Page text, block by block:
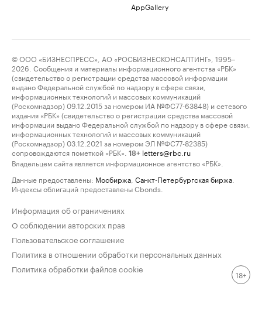
AppGallery
© ООО «БИЗНЕСПРЕСС», АО «РОСБИЗНЕСКОНСАЛТИНГ», 1995–
2026. Сообщения и материалы информационного агентства «РБК»
(свидетельство о регистрации средства массовой информации
выдано Федеральной службой по надзору в сфере связи,
информационных технологий и массовых коммуникаций
(Роскомнадзор) 09.12.2015 за номером ИА №ФС77-63848) и сетевого
издания «РБК» (свидетельство о регистрации средства массовой
информации выдано Федеральной службой по надзору в сфере связи,
информационных технологий и массовых коммуникаций
(Роскомнадзор) 03.12.2021 за номером ЭЛ №ФС77-82385)
сопровождаются пометкой «РБК».
18+ letters@rbc.ru
Владельцем сайта является информационное агентство «РБК».
Данные предоставлены: Мосбиржа Санкт-Петербургская биржа
Индексы облигаций предоставлены Cbonds.
Информация об ограничениях
О соблюдении авторских прав
Пользовательское соглашение
Политика в отношении обработки персональных данных
Политика обработки файлов cookie
18+